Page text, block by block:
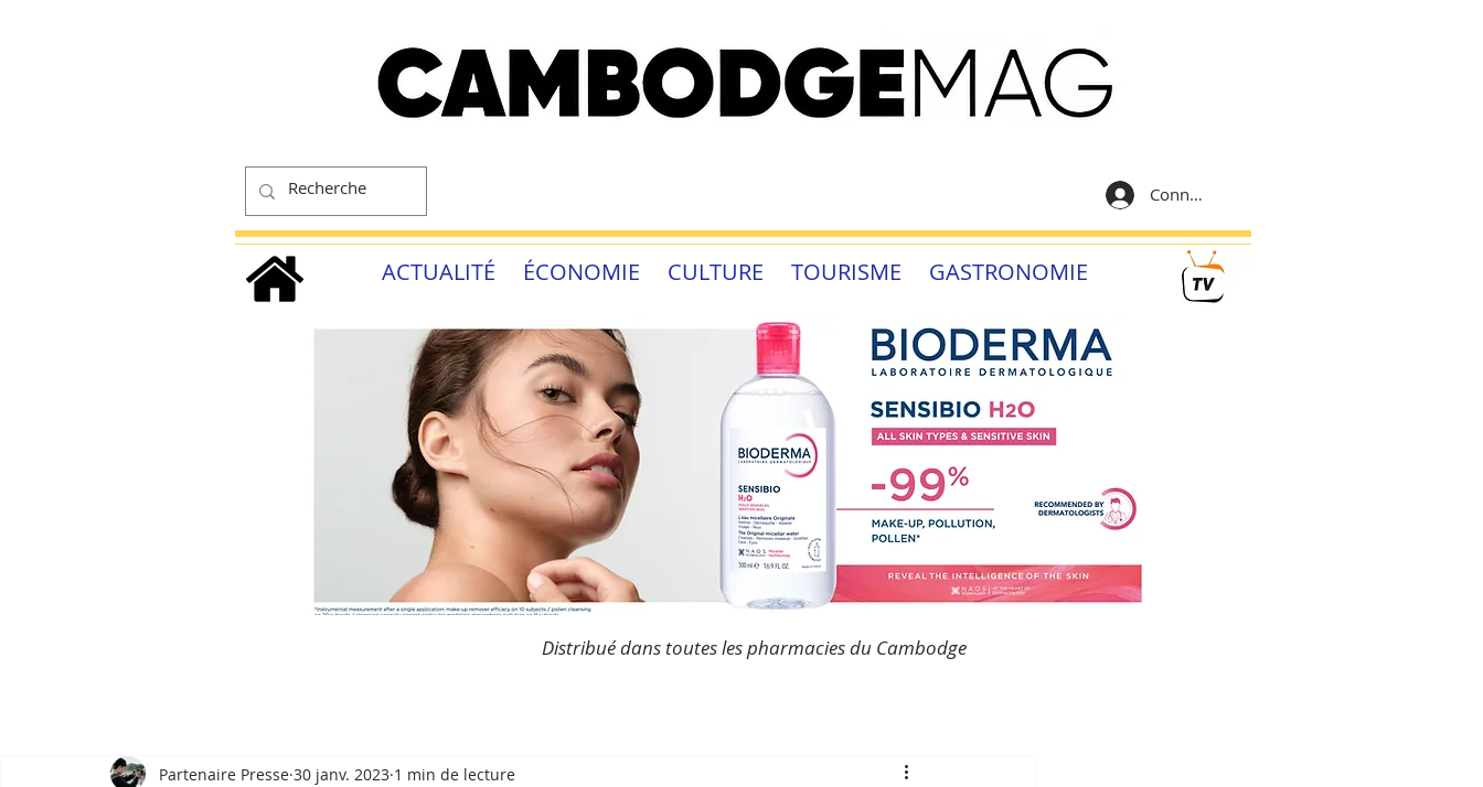
Connexion
ACTUALITÉ ÉCONOMIE CULTURE TOURISME GASTRONOMIE
Distribué dans toutes les pharmacies du Cambodge
Partenaire Presse 30 janv. 2023 1 min de lecture